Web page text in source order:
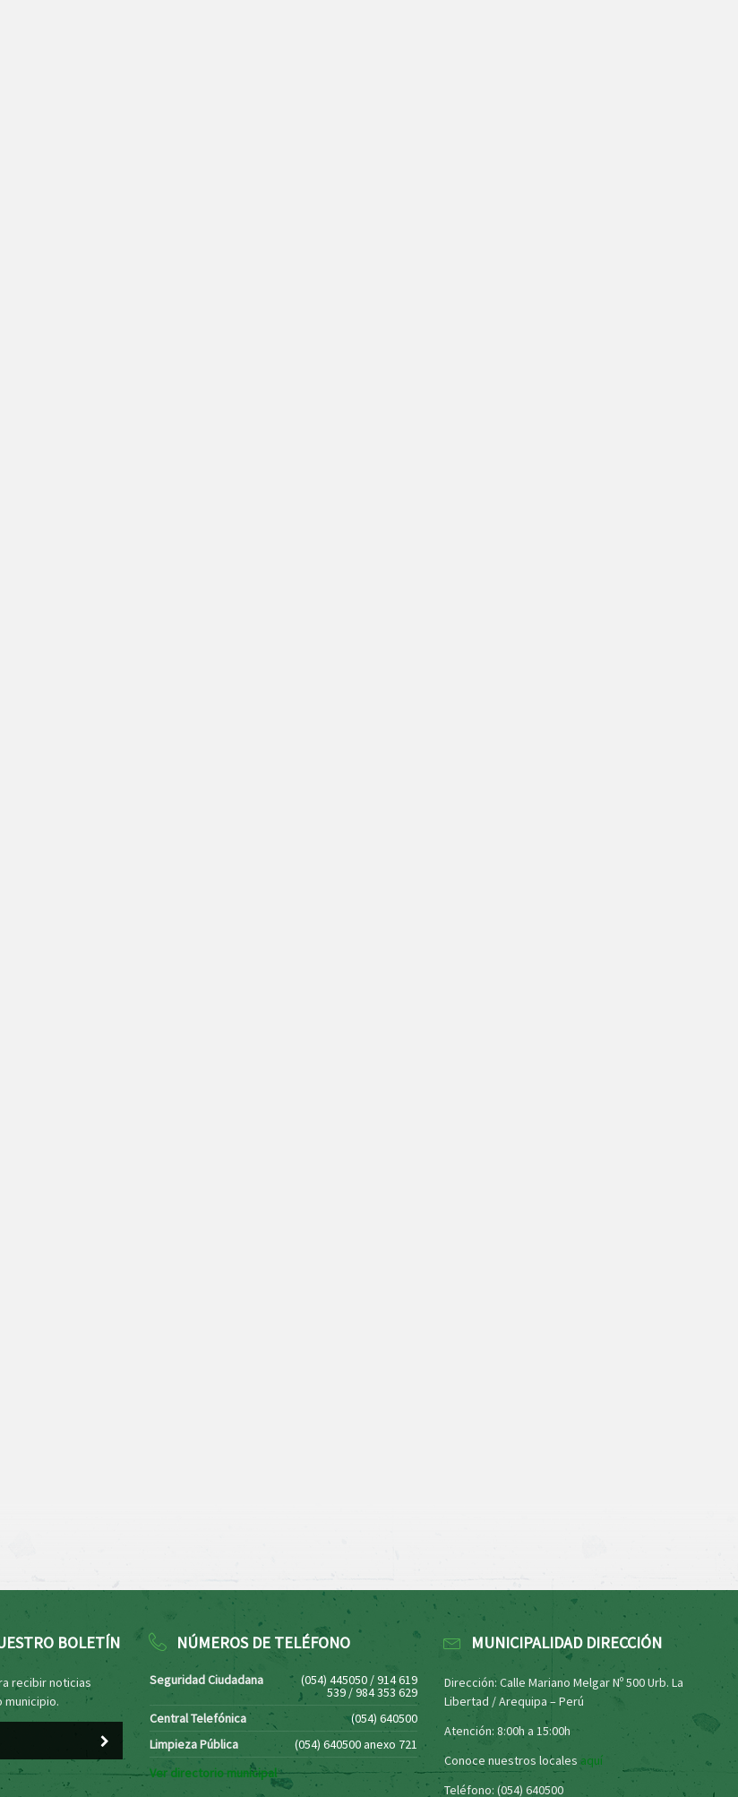
BOLETÍN
recibir noticias
municipio.
NÚMEROS DE TELÉFONO
Seguridad Ciudadana (054) 445050 / 914 619
539 / 984 353 629
Central Telefónica
(054) 640500
Limpieza Pública
(054) 640500 anexo 721
Ver directorio municipal
MUNICIPALIDAD DIRECCIÓN
Dirección: Calle Mariano Melgar Nº 500 Urb. La
Libertad / Arequipa – Perú
Atención: 8:00h a 15:00h
Conoce nuestros locales aquí
Teléfono: (054) 640500